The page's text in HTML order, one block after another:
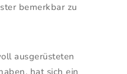
bemerkbar zu
ausgerüsteten
hat sich ein